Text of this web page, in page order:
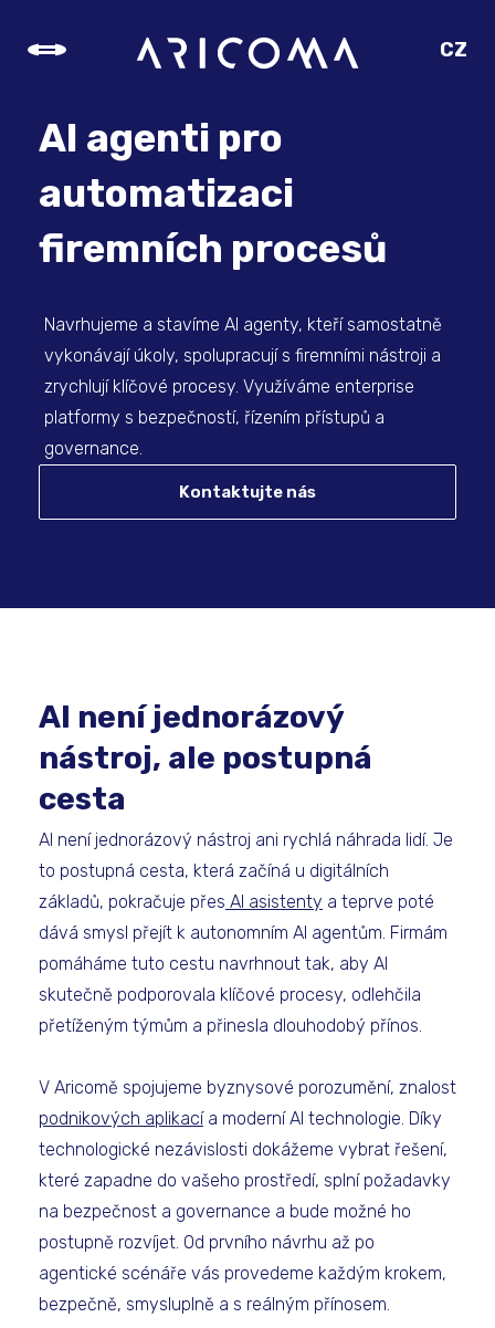
CZ
AI agenti pro
automatizaci
firemních procesů
Navrhujeme a stavíme AI agenty, kteří samostatně
vykonávají úkoly, spolupracují s firemními nástroji a
zrychlují klíčové procesy. Využíváme enterprise
platformy s bezpečností, řízením přístupů a
governance.
Kontaktujte nás
AI není jednorázový
nástroj, ale postupná
cesta
AI není jednorázový nástroj ani rychlá náhrada lidí. Je
to postupná cesta, která začíná u digitálních
základů, pokračuje přes AI asistenty a teprve poté
dává smysl přejít k autonomním AI agentům. Firmám
pomáháme tuto cestu navrhnout tak, aby AI
skutečně podporovala klíčové procesy, odlehčila
přetíženým týmům a přinesla dlouhodobý přínos.
V Aricomě spojujeme byznysové porozumění, znalost
podnikových aplikacía moderní AI technologie. Díky
technologické nezávislosti dokážeme vybrat řešení,
které zapadne do vašeho prostředí, splní požadavky
na bezpečnost a governance a bude možné ho
postupně rozvíjet. Od prvního návrhu až po
agentické scénáře vás provedeme každým krokem,
bezpečně, smysluplně a s reálným přínosem.